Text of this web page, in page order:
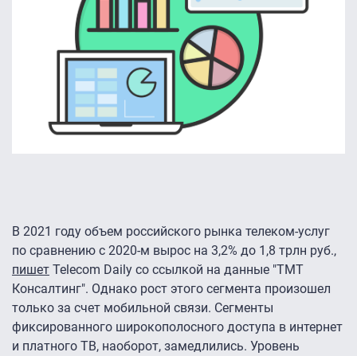
В 2021 году объем российского рынка телеком-услуг
по сравнению с 2020-м вырос на 3,2% до 1,8 трлн руб.,
пишет Telecom Daily со ссылкой на данные "ТМТ
Консалтинг". Однако рост этого сегмента произошел
только за счет мобильной связи. Сегменты
фиксированного широкополосного доступа в интернет
и платного ТВ, наоборот, замедлились. Уровень